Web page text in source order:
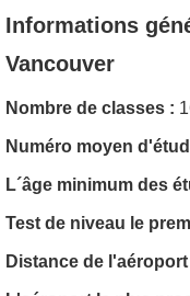
Informations
Vancouver
Nombre de classes :
Numéro moyen
L´âge minimum des
Test de niveau le
Distance de l'aéroport